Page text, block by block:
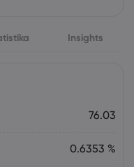
Insights
76.03
0.6353 %